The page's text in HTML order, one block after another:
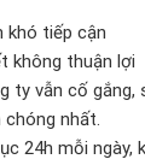
tiếp cận
thuận lợi
ty vẫn cố gắng,
nhất.
24h mỗi ngày,